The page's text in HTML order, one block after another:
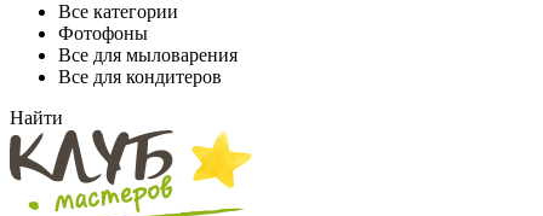
Все категории
Фотофоны
Все для мыловарения
Все для кондитеров
Найти